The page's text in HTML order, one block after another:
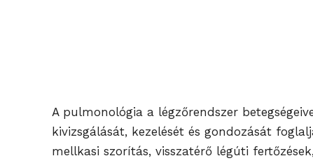
A pulmonológia a légzőrendszer
kivizsgálását, kezelését és gondozását
mellkasi szorítás, visszatérő légúti